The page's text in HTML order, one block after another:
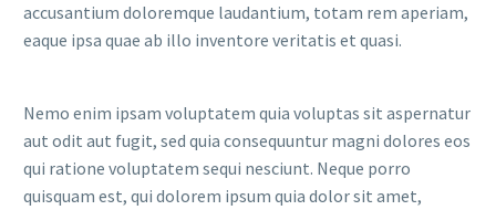
accusantium doloremque laudantium, totam rem aperiam,
eaque ipsa quae ab illo inventore veritatis et quasi.
Nemo enim ipsam voluptatem quia voluptas sit aspernatur
aut odit aut fugit, sed quia consequuntur magni dolores eos
qui ratione voluptatem sequi nesciunt. Neque porro
quisquam est, qui dolorem ipsum quia dolor sit amet,